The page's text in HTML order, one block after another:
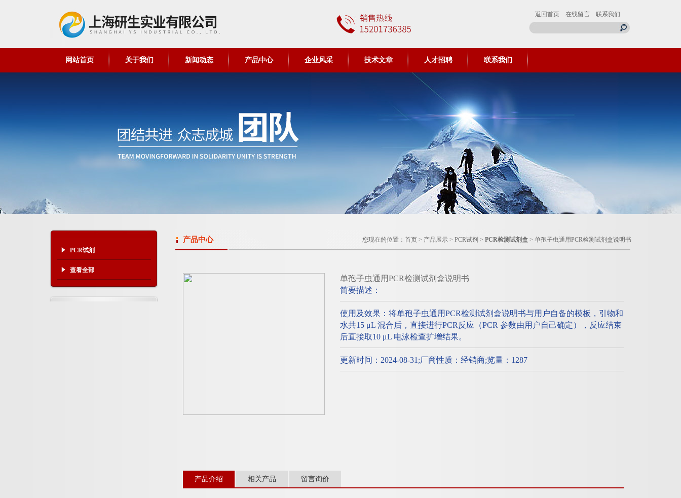
返回首页 在线留言 联系我们
网站首页 关于我们 新闻动态 产品中心 企业风采 技术文章 人才招聘 联系我们
PCR试剂
查看全部
产品中心 您现在的位置： 首页 > 产品展示 > PCR试剂 > PCR检测试剂盒 > 单孢子虫通用PCR检测试剂盒说明书
单孢子虫通用PCR检测试剂盒说明书
简要描述：
使用及效果：将单孢子虫通用PCR检测试剂盒说明书与用户自备的模板，引物和
水共15 μL 混合后，直接进行PCR反应（PCR 参数由用户自己确定），反应结束
后直接取10 μL 电泳检查扩增结果。
更新时间：2024-08-31;厂商性质：经销商;览量：1287
产品介绍 相关产品 留言询价